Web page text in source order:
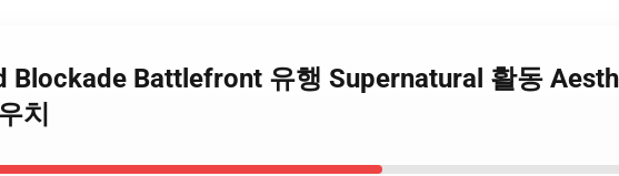
Blockade Battlefront 유행 Supernatural 활동
치